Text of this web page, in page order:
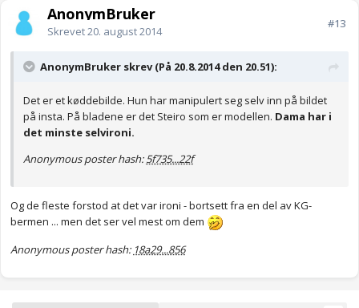
AnonymBruker
Skrevet20. august 2014
#13
AnonymBruker skrev (På 20.8.2014 den 20.51):
Det er et køddebilde. Hun har manipulert seg selv inn på bildet
på insta. På bladene er det Steiro som er modellen. Dama har i
det minste selvironi.
Anonymous poster hash:5f735...22f
Og de fleste forstod at det var ironi - bortsett fra en del av KG-
bermen ... men det ser vel mest om dem
Anonymous poster hash: 18a29...856